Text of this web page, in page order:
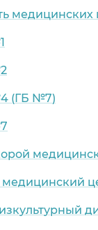
медицинских
(ГБ №7)